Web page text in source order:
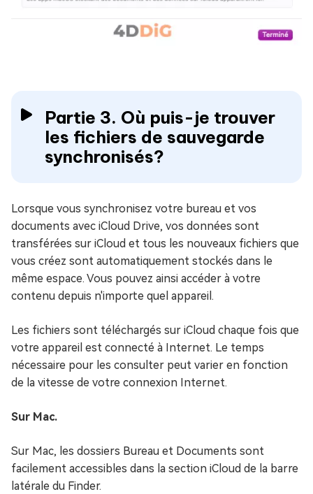
Partie 3. Où puis-je trouver
les fichiers de sauvegarde
synchronisés?
Lorsque vous synchronisez votre bureau et vos
documents avec iCloud Drive, vos données sont
transférées sur iCloud et tous les nouveaux fichiers que
vous créez sont automatiquement stockés dans le
même espace. Vous pouvez ainsi accéder à votre
contenu depuis n'importe quel appareil.
Les fichiers sont téléchargés sur iCloud chaque fois que
votre appareil est connecté à Internet. Le temps
nécessaire pour les consulter peut varier en fonction
de la vitesse de votre connexion Internet.
Sur Mac.
Sur Mac, les dossiers Bureau et Documents sont
facilement accessibles dans la section iCloud de la barre
latérale du Finder.